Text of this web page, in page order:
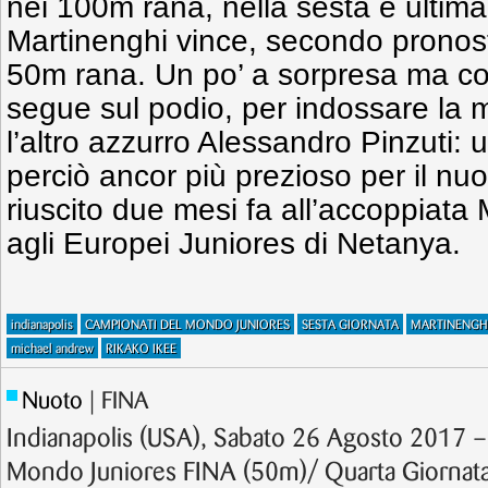
nei 100m rana, nella sesta e
Martinenghi vince, secondo
50m rana. Un po’ a sorpresa ma
segue sul podio, per indossare la
l’altro azzurro Alessandro Pinzuti:
perciò ancor più prezioso per il
riuscito due mesi fa all’accoppiata
agli Europei Juniores di Netanya.
indianapolis CAMPIONATI DEL MONDO JUNIORES SESTA GIORNATA
michael andrew
RIKAKO IKEE
Nuoto | FINA
Indianapolis (USA), Sabato 26 Agosto 2017
Mondo Juniores FINA (50m)/ Quarta